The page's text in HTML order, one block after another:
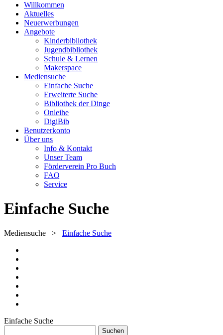
Willkommen
Aktuelles
Neuerwerbungen
Angebote
Kinderbibliothek
Jugendbibliothek
Schule & Lernen
Makerspace
Mediensuche
Einfache Suche
Erweiterte Suche
Bibliothek der Dinge
Onleihe
DigiBib
Benutzerkonto
Über uns
Info & Kontakt
Unser Team
Förderverein Pro Buch
FAQ
Service
Einfache Suche
Mediensuche > Einfache Suche
Einfache Suche